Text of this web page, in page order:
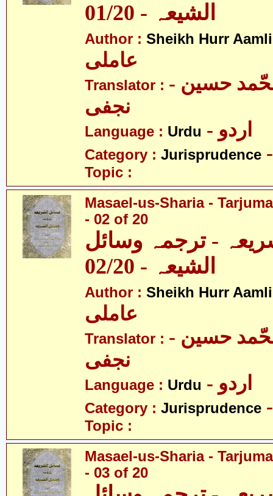
الشیعہ - 01/20
Author : Sheikh Hurr Aamli
عاملی
Translator : - آیت اللہ محّمد حسین
نجفی
Language : Urdu - اردو
Category : Jurisprudence
Topic :
Masael-us-Sharia -
- 02 of 20
- ترجمہ وسائل
الشیعہ - 02/20
Author : Sheikh Hurr Aamli
عاملی
Translator : - آیت اللہ محّمد حسین
نجفی
Language : Urdu - اردو
Category : Jurisprudence
Topic :
Masael-us-Sharia -
- 03 of 20